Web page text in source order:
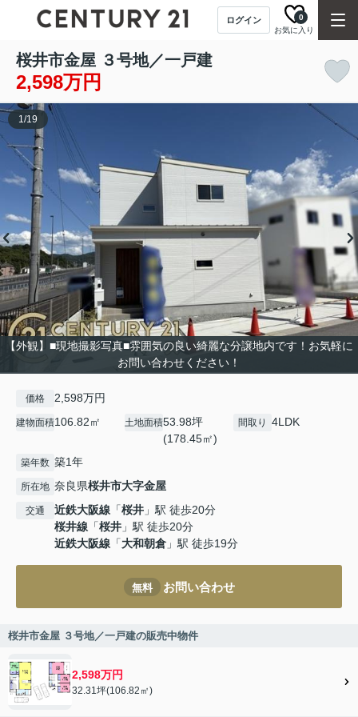
ログイン
お気に入り
0
桜井市金屋 ３号地／一戸建
2,598万円
【外観】■現地撮影写真■雰囲気の良い綺麗な分譲地内です！お気軽に
お問い合わせください！
1/19
価格 2,598万円
建物面積106.82㎡ 土地面積53.98坪
(178.45㎡)
間取り 4LDK
築年数 築1年
所在地 奈良県桜井市大字金屋
交通 近鉄大阪線 「桜井 」駅 徒歩20分
桜井線 「桜井 」駅 徒歩20分
近鉄大阪線 「大和朝倉 」駅 徒歩19分
無料 お問い合わせ
桜井市金屋 ３号地／一戸建の販売中物件
2,598万円
32.31坪(106.82㎡)